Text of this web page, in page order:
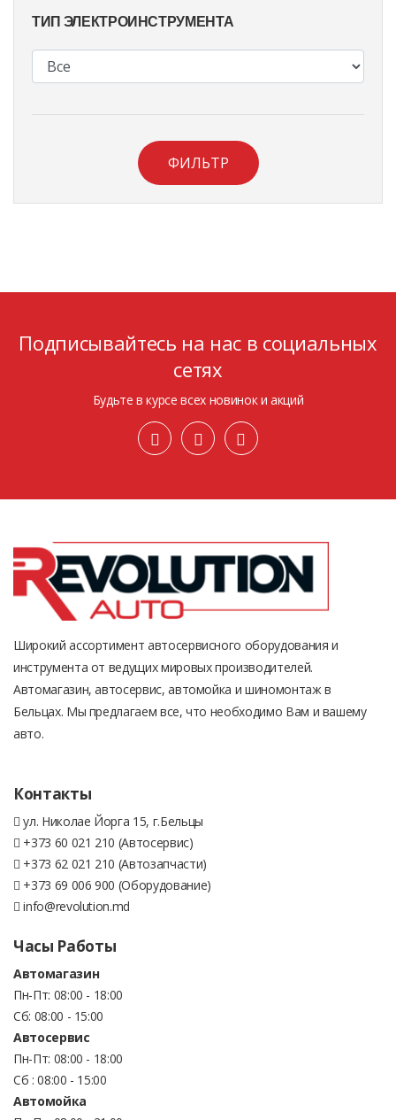
ТИП ЭЛЕКТРОИНСТРУМЕНТА
ФИЛЬТР
Подписывайтесь на нас в социальных
сетях
Будьте в курсе всех новинок и акций
Широкий ассортимент автосервисного оборудования и
инструмента от ведущих мировых производителей.
Автомагазин, автосервис, автомойка и шиномонтаж в
Бельцах. Мы предлагаем все, что необходимо Вам и вашему
авто.
Контакты
ул. Николае Йорга 15, г.Бельцы
+373 60 021 210 (Автосервис)
+373 62 021 210 (Автозапчасти)
+373 69 006 900 (Оборудование)
info@revolution.md
Часы Работы
Автомагазин
Пн-Пт: 08:00 - 18:00
Сб: 08:00 - 15:00
Автосервис
Пн-Пт: 08:00 - 18:00
Сб : 08:00 - 15:00
Автомойка